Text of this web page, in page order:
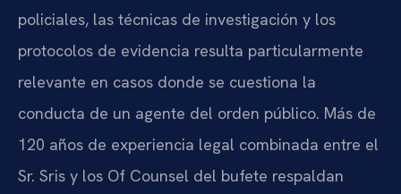
policiales, las técnicas de investigación y los
protocolos de evidencia resulta particularmente
relevante en casos donde se cuestiona la
conducta de un agente del orden público. Más de
120 años de experiencia legal combinada entre el
Sr. Sris y los Of Counsel del bufete respaldan